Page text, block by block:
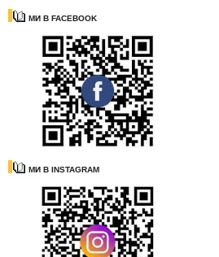
МИ В FACEBOOK
МИ В INSTAGRAM